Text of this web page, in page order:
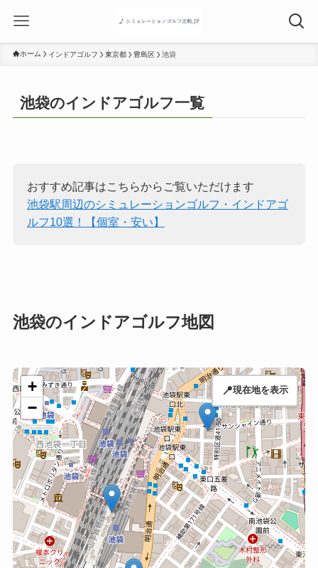
ホーム インドアゴルフ 東京都 豊島区 池袋
池袋のインドアゴルフ一覧
おすすめ記事はこちらからご覧いただけます
池袋駅周辺のシミュレーションゴルフ・インドアゴ
ルフ10選！【個室・安い】
池袋のインドアゴルフ地図
+
−
📍現在地を表示